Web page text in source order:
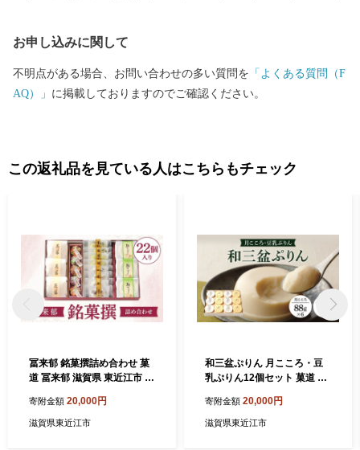
お申し込みに関して
不明点がある場合、お問い合わせの多い質問を 「よくある質問（F
AQ）」 に掲載しておりますのでご確認ください。
この返礼品を見ている人はこちらもチェック
冨来郁 銘菓撰詰め合わせ 菓
道 冨来郁 滋賀県 東近江市 B
和菓子 スイーツ お菓子 パイ
饅頭 三方よし 近江商人 お取
寄附金額 20,000円
滋賀県東近江市
和三盆ぷりん 月こころ・豆
乳ぷりん12個セット 菓道 冨
三盆 豆乳 プリン スイーツ お
菓子
寄附金額 20,000円
滋賀県東近江市